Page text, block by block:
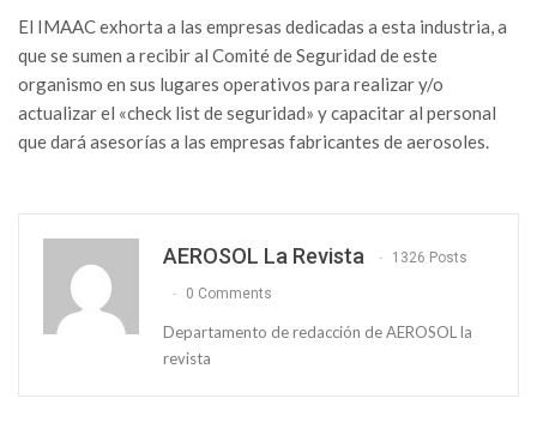
El IMAAC exhorta a las empresas dedicadas a esta industria, a
que se sumen a recibir al Comité de Seguridad de este
organismo en sus lugares operativos para realizar y/o
actualizar el «check list de seguridad» y capacitar al personal
que dará asesorías a las empresas fabricantes de aerosoles.
AEROSOL La Revista 1326 Posts
0 Comments
Departamento de redacción de AEROSOL la
revista